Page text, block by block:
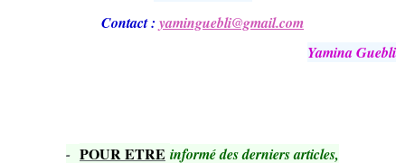
Contact : yaminguebli@gmail.com
Yamina Guebli
- POUR ETRE informé des derniers articles,